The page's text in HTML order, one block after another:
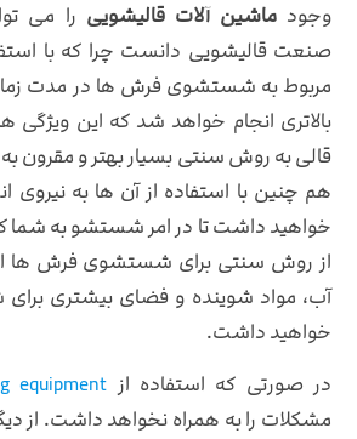
وجودماشین آلات قالیشویی را می
صنعت قالیشویی دانست چرا که با
مربوط به شستشوی فرش ها در مدت
بالاتری انجام خواهد شد که این ویژگی
قالی به روش سنتی بسیار بهتر و مقرون
هم چنین با استفاده از آن ها به نیروی
خواهید داشت تا در امر شستشو به شما
از روش سنتی برای شستشوی فرش ها
آب، مواد شوینده و فضای بیشتری
خواهید داشت.
در صورتی که استفاده از equipment
مشکلات را به همراه نخواهد داشت. از